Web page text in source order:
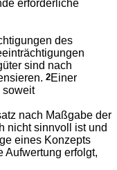
erforderliche
des
sind nach
2Einer
soweit
nach Maßgabe der
nicht sinnvoll ist und
eines Konzepts
Aufwertung erfolgt,